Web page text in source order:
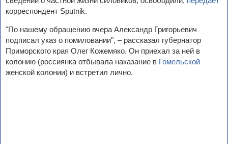
корреспондент Sputnik.
"По нашему обращению вчера Александр Григорьевич
подписал указ о помиловании", – рассказал губернатор
Приморского края Олег Кожемяко. Он приехал за ней в
колонию (россиянка отбывала наказание в Гомельской
женской колонии) и встретил лично.